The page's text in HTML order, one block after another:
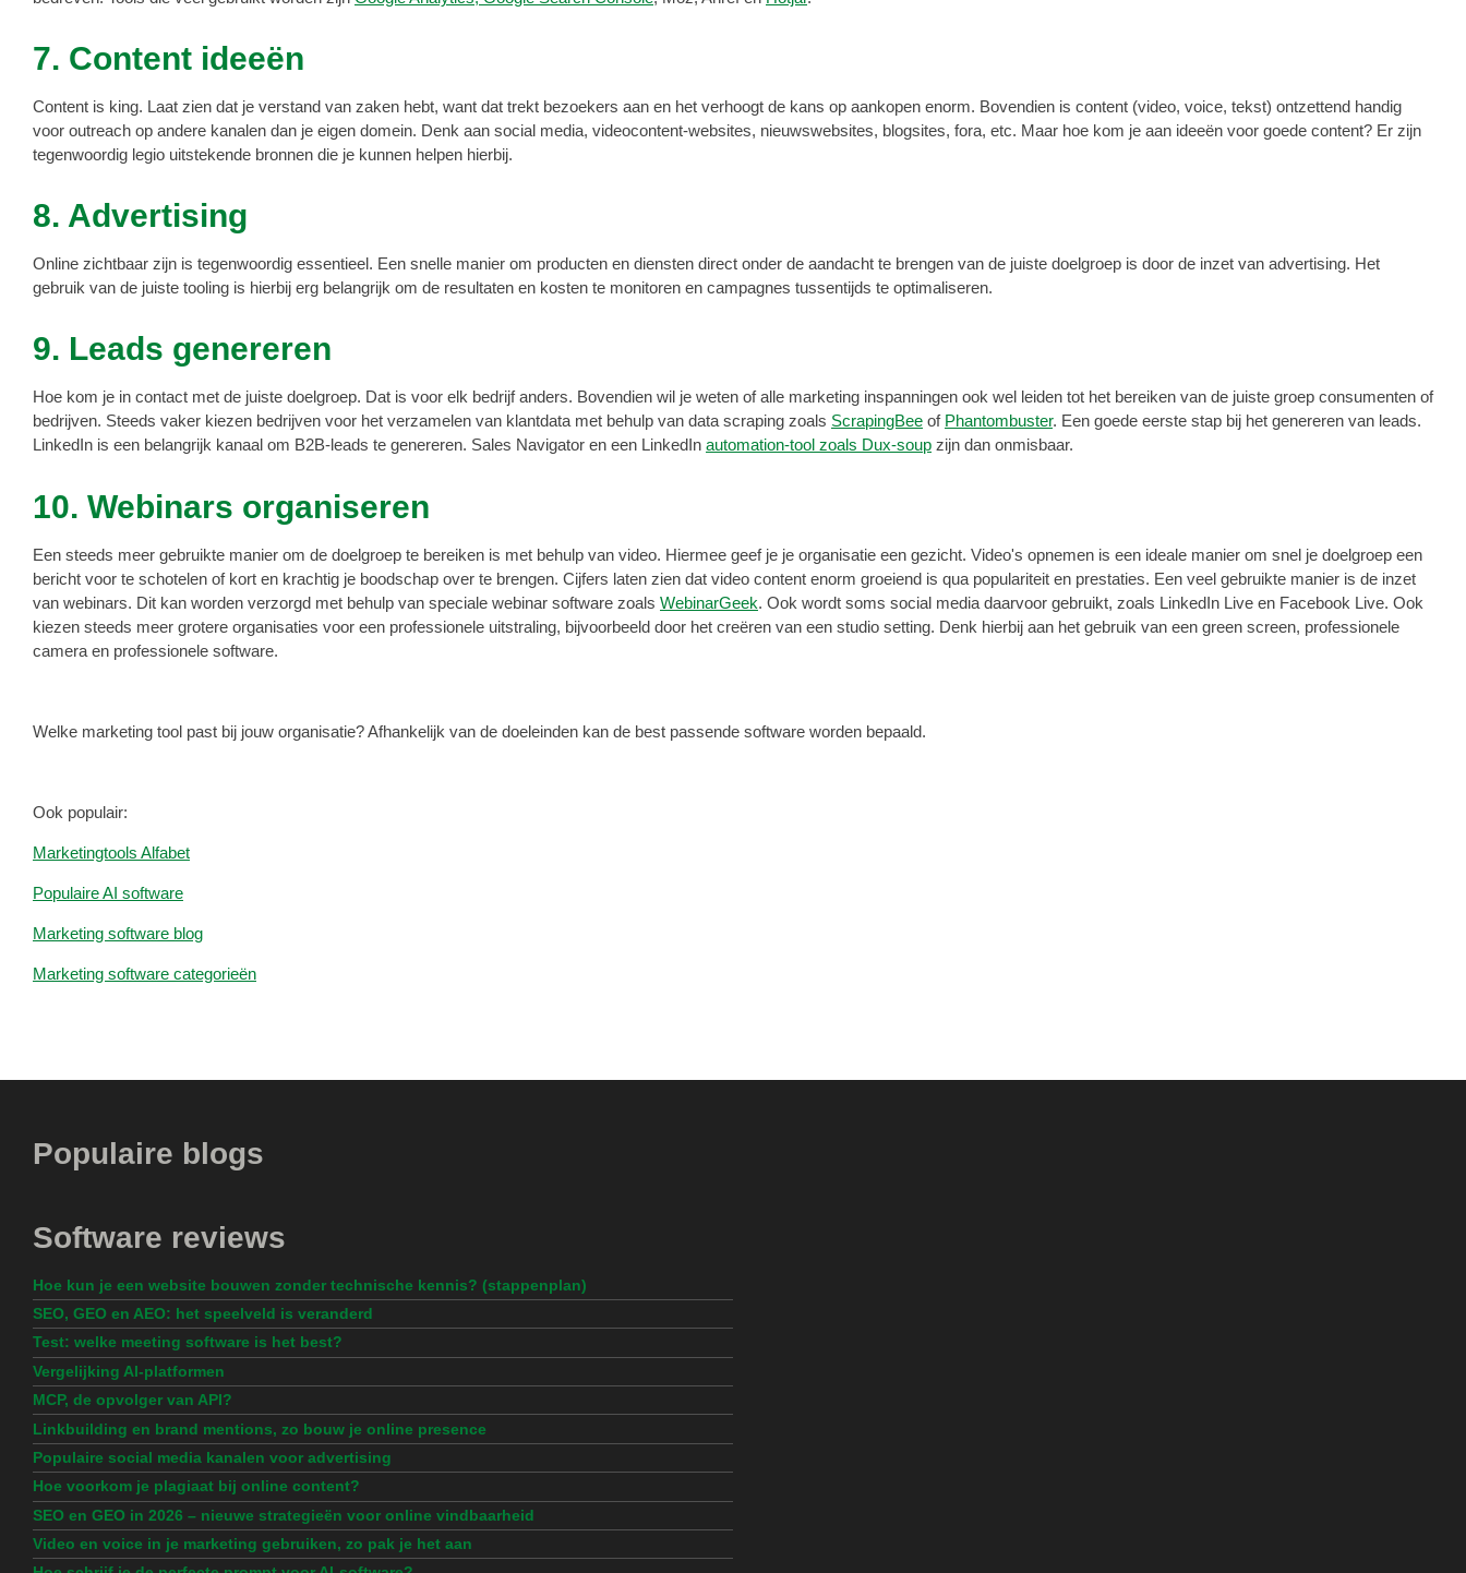
7. Content ideeën
Content is king. Laat zien dat je verstand van zaken hebt, want dat trekt bezoekers aan en het verhoogt de kans op aankopen enorm. Bovendien is content (video, voice, tekst) ontzettend handig
voor outreach op andere kanalen dan je eigen domein. Denk aan social media, videocontent-websites, nieuwswebsites, blogsites, fora, etc. Maar hoe kom je aan ideeën voor goede content? Er zijn
tegenwoordig legio uitstekende bronnen die je kunnen helpen hierbij.
8. Advertising
Online zichtbaar zijn is tegenwoordig essentieel. Een snelle manier om producten en diensten direct onder de aandacht te brengen van de juiste doelgroep is door de inzet van advertising. Het
gebruik van de juiste tooling is hierbij erg belangrijk om de resultaten en kosten te monitoren en campagnes tussentijds te optimaliseren.
9. Leads genereren
Hoe kom je in contact met de juiste doelgroep. Dat is voor elk bedrijf anders. Bovendien wil je weten of alle marketing inspanningen ook wel leiden tot het bereiken van de juiste groep consumenten of
bedrijven. Steeds vaker kiezen bedrijven voor het verzamelen van klantdata met behulp van data scraping zoals ScrapingBee of Phantombuster. Een goede eerste stap bij het genereren van leads.
LinkedIn is een belangrijk kanaal om B2B-leads te genereren. Sales Navigator en een LinkedIn automation-tool zoals Dux-soup zijn dan onmisbaar.
10. Webinars organiseren
Een steeds meer gebruikte manier om de doelgroep te bereiken is met behulp van video. Hiermee geef je je organisatie een gezicht. Video's opnemen is een ideale manier om snel je doelgroep een
bericht voor te schotelen of kort en krachtig je boodschap over te brengen. Cijfers laten zien dat video content enorm groeiend is qua populariteit en prestaties. Een veel gebruikte manier is de inzet
van webinars. Dit kan worden verzorgd met behulp van speciale webinar software zoals WebinarGeek. Ook wordt soms social media daarvoor gebruikt, zoals LinkedIn Live en Facebook Live. Ook
kiezen steeds meer grotere organisaties voor een professionele uitstraling, bijvoorbeeld door het creëren van een studio setting. Denk hierbij aan het gebruik van een green screen, professionele
camera en professionele software.
Welke marketing tool past bij jouw organisatie? Afhankelijk van de doeleinden kan de best passende software worden bepaald.
Ook populair:
Marketingtools Alfabet
Populaire AI software
Marketing software blog
Marketing software categorieën
Populaire blogs
Software reviews
Hoe kun je een website bouwen zonder technische kennis? (stappenplan)
SEO, GEO en AEO: het speelveld is veranderd
Test: welke meeting software is het best?
Vergelijking AI-platformen
MCP, de opvolger van API?
Linkbuilding en brand mentions, zo bouw je online presence
Populaire social media kanalen voor advertising
Hoe voorkom je plagiaat bij online content?
SEO en GEO in 2026 – nieuwe strategieën voor online vindbaarheid
Video en voice in je marketing gebruiken, zo pak je het aan